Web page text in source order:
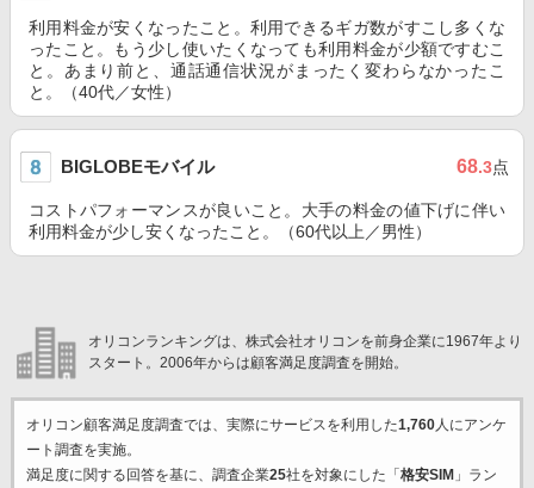
利用料金が安くなったこと。利用できるギガ数がすこし多くな
ったこと。もう少し使いたくなっても利用料金が少額ですむこ
と。あまり前と、通話通信状況がまったく変わらなかったこ
と。（40代／女性）
BIGLOBEモバイル 68.3点
コストパフォーマンスが良いこと。大手の料金の値下げに伴い
利用料金が少し安くなったこと。（60代以上／男性）
オリコンランキングは、株式会社オリコンを前身企業に1967年より
スタート。2006年からは顧客満足度調査を開始。
オリコン顧客満足度調査では、実際にサービスを利用した1,760人にアンケ
ート調査を実施。
満足度に関する回答を基に、調査企業25社を対象にした「 格安SIM 」ラン